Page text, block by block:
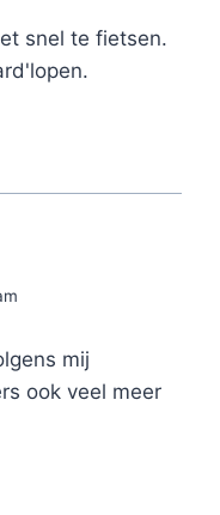
snel te fietsen.
mij
ook veel meer